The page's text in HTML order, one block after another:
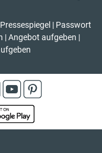
Pressespiegel | Passwort
| Angebot aufgeben |